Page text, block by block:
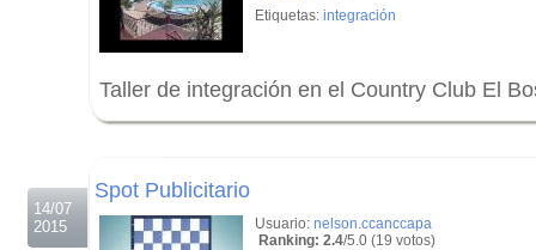
Etiquetas: integración
Taller de integración en el Country Club El
14/07
2015
Spot Publicitario
Usuario: nelson.ccanccapa
Ranking: 2.4/5.0 (19 votos)